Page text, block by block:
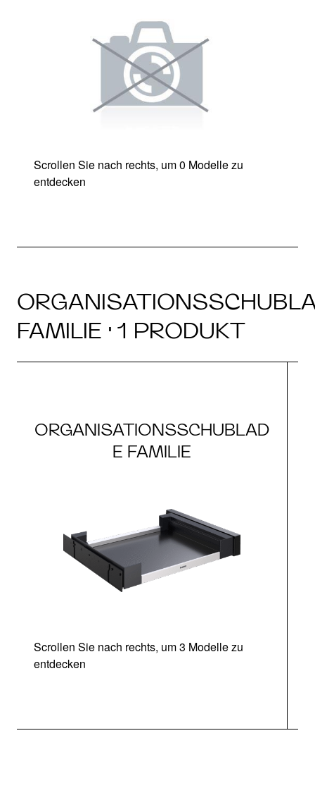
Scrollen Sie nach rechts, um 0 Modelle zu
entdecken
FAMILIE · 1 PRODUKT
ORGANISATIONSSCHUBLAD
E FAMILIE
Scrollen Sie nach rechts, um 3 Modelle zu
entdecken